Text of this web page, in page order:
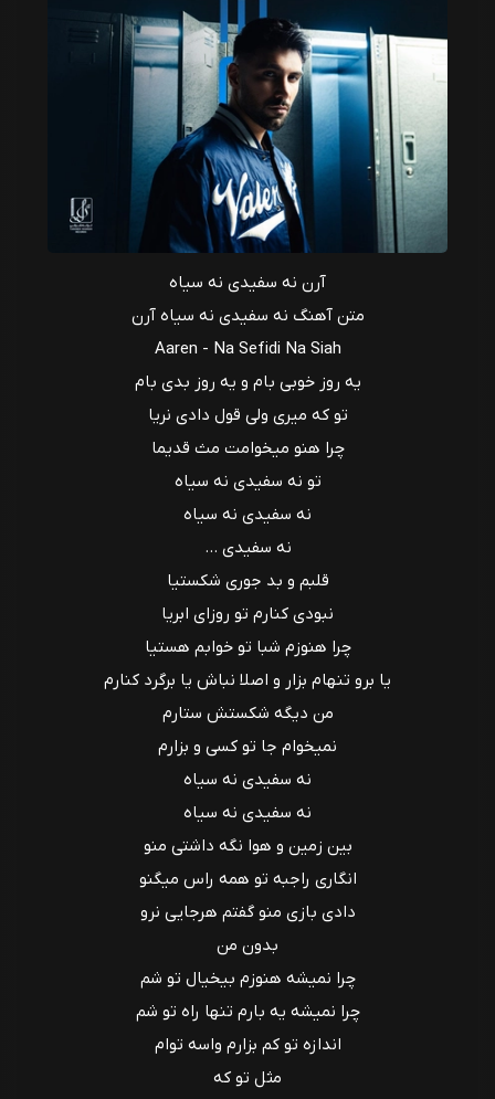
آرن نه سفیدی نه سیاه
متن آهنگ نه سفیدی نه سیاه آرن
Aaren - Na Sefidi Na Siah
یه روز‌‌ خوبی بام و یه روز بدی بام
تو که میری ولی قول دادی نریا
چرا هنو میخوامت مث قدیما
تو نه سفیدی نه سیاه
نه سفیدی نه سیاه
نه سفیدی ...
قلبم و بد جوری شکستیا
نبودی کنارم‌ تو روزای ابریا
چرا هنوزم شبا تو‌ خوابم هستیا
یا برو تنهام بزار‌ و اصلا نباش یا برگرد کنارم
من‌ دیگه شکستش ستارم
نمیخوام جا تو کسی و بزارم
نه سفیدی نه سیاه
نه سفیدی نه سیاه
بین زمین‌ و هوا نگه داشتی منو
انگاری راجبه تو همه راس میگنو
دادی بازی منو گفتم هرجایی نرو
بدون من
چرا نمیشه‌ هنوزم بیخیال تو‌ شم
چرا نمیشه یه بارم‌ تنها راه تو شم
اندازه تو‌ کم بزارم واسه توام
مثل تو که